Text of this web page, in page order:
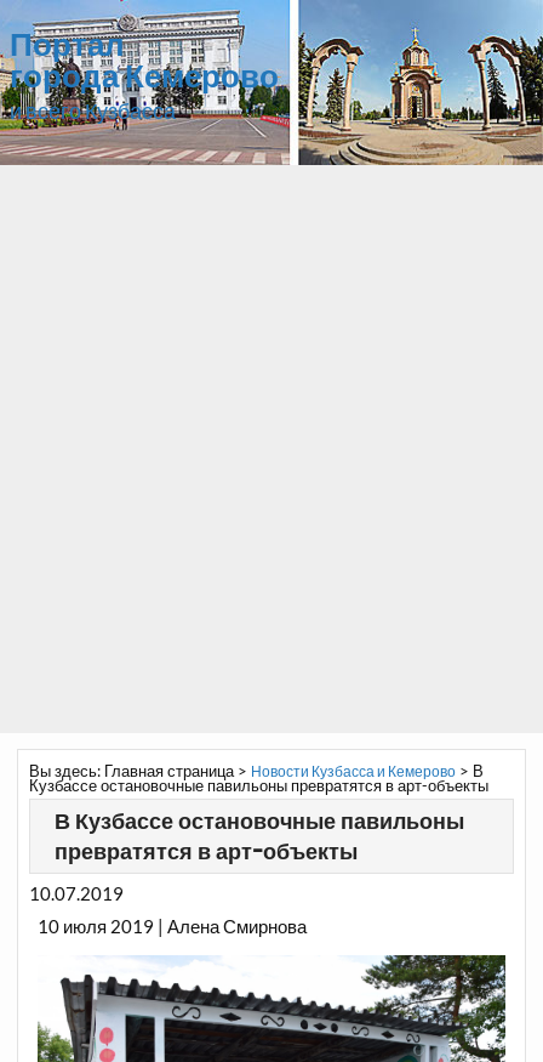
Портал
города Кемерово
и всего Кузбасса
Вы здесь: Главная страница> Новости Кузбасса и Кемерово> В
Кузбассе остановочные павильоны превратятся в арт-объекты
В Кузбассе остановочные павильоны
превратятся в арт-объекты
10.07.2019
10 июля 2019 | Алена Смирнова